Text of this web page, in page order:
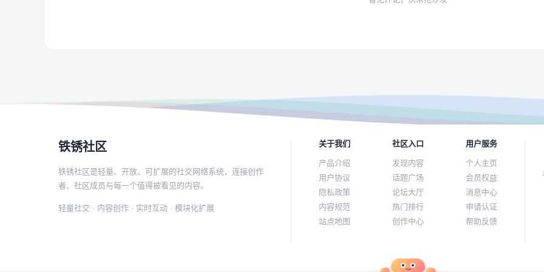
铁锈社区
铁锈社区是轻量、开放、可扩展的社交网络系统，连接创作
者、社区成员与每一个值得被看见的内容。
轻量社交 · 内容创作 · 实时互动 · 模块化扩展
关于我们
产品介绍
用户协议
隐私政策
内容规范
站点地图
社区入口
发现内容
话题广场
论坛大厅
热门排行
创作中心
用户服务
个人主页
会员权益
消息中心
申请认证
帮助反馈